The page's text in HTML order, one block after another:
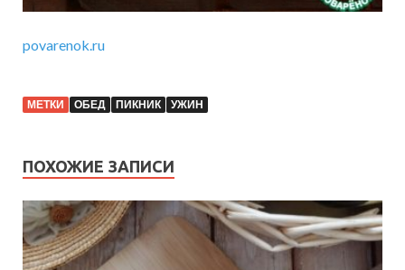
povarenok.ru
МЕТКИ ОБЕД ПИКНИК УЖИН
ПОХОЖИЕ ЗАПИСИ